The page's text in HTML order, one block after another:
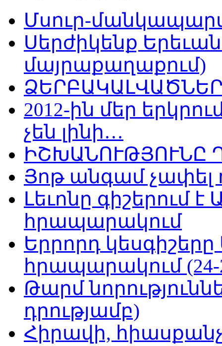
Մսուր-
Սերժիկենք
մայրաքաղաքում)
2012-ին մեր
չեն լինի…
ԻՇԽԱՆՈՒԹՅՈՒՆԸ
Յոթ անգամ չափել
Լեւոնը գիշերում
հրապարակում
Երրորդ
հրապարակում (24-
Թարմ
դրությամբ)
Հիրավի,